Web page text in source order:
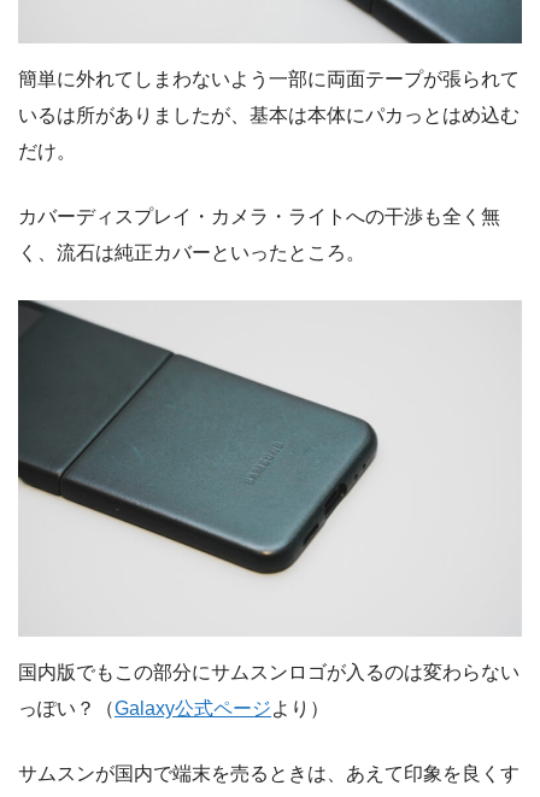
簡単に外れてしまわないよう一部に両面テープが張られて
いるは所がありましたが、基本は本体にパカっとはめ込む
だけ。
カバーディスプレイ・カメラ・ライトへの干渉も全く無
く、流石は純正カバーといったところ。
国内版でもこの部分にサムスンロゴが入るのは変わらない
っぽい？（Galaxy公式ページより）
サムスンが国内で端末を売るときは、あえて印象を良くす